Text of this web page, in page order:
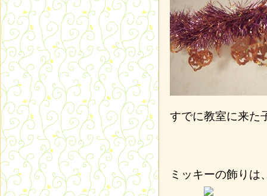
すでに教室に来た
ミッキーの飾りは